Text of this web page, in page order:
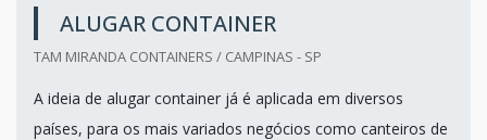
ALUGAR CONTAINER
TAM MIRANDA CONTAINERS / CAMPINAS - SP
A ideia de alugar container já é aplicada em diversos
países, para os mais variados negócios como canteiros de